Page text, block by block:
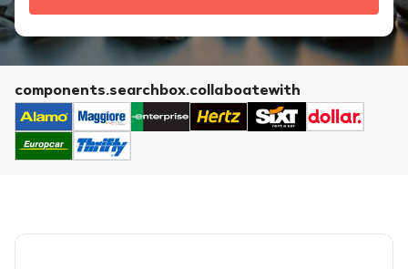
components.searchbox.collaboatewith